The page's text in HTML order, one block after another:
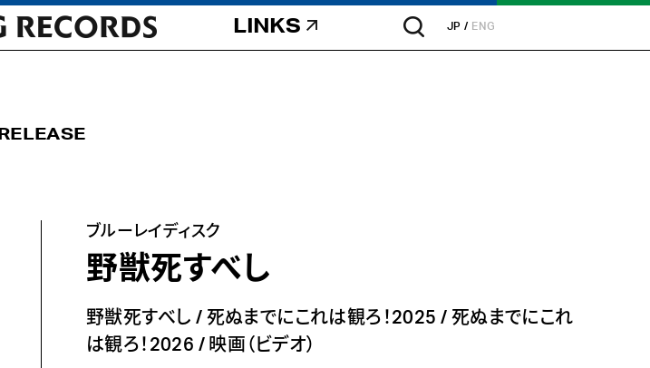
LINKS JP ENG
RELEASE
ブルーレイディスク
野獣死すべし
野獣死すべし / 死ぬまでにこれは観ろ！2025 / 死ぬまでにこれ
は観ろ！2026 / 映画（ビデオ）